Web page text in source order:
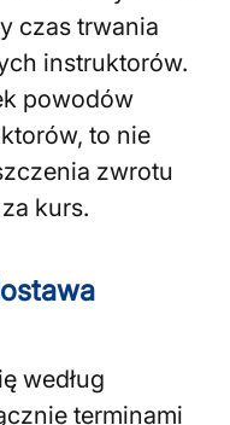
czas trwania
instruktorów.
powodów
to nie
zwrotu
kurs.
według
terminami